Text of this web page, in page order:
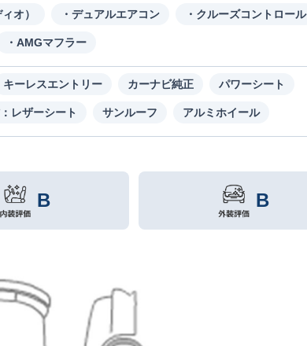
オ） ・デュアルエアコン ・クルーズコントロール
・AMGマフラー
キーレスエントリー カーナビ純正 パワーシート
レザーシート サンルーフ アルミホイール
B B